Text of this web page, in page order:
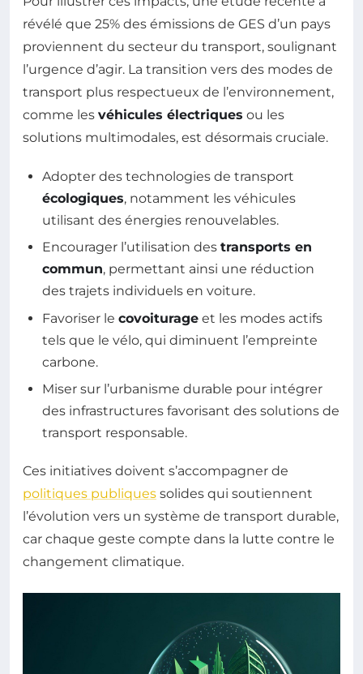
révélé que 25% des émissions de GES d’un pays
proviennent du secteur du transport, soulignant
l’urgence d’agir. La transition vers des modes de
transport plus respectueux de l’environnement,
comme les véhicules électriques ou les
solutions multimodales, est désormais cruciale.
Adopter des technologies de transport
écologiques, notamment les véhicules
utilisant des énergies renouvelables.
Encourager l’utilisation des transports en
commun, permettant ainsi une réduction
des trajets individuels en voiture.
Favoriser le covoiturage et les modes actifs
tels que le vélo, qui diminuent l’empreinte
carbone.
Miser sur l’urbanisme durable pour intégrer
des infrastructures favorisant des solutions de
transport responsable.
Ces initiatives doivent s’accompagner de
politiques publiques solides qui soutiennent
l’évolution vers un système de transport durable,
car chaque geste compte dans la lutte contre le
changement climatique.